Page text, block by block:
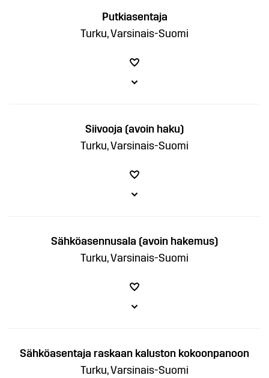
Putkiasentaja
Turku, Varsinais-Suomi
Siivooja (avoin haku)
Turku, Varsinais-Suomi
Sähköasennusala (avoin hakemus)
Turku, Varsinais-Suomi
Sähköasentaja raskaan kaluston kokoonpanoon
Turku, Varsinais-Suomi